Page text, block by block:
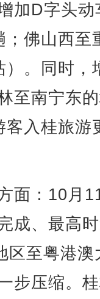
加D字头
；佛山西至
）。同时，
至南宁东
客入桂旅游
：10月
成、最高
区至粤港澳
步压缩。